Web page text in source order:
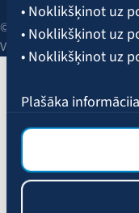
• Noklikšķinot uz
• Noklikšķinot uz
• Noklikšķinot uz
Plašāka
© 2026 AAS BALTA |
Vienotais reģ. Nr.